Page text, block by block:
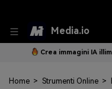
Media.io
Crea immagini IA
Home > Strumenti Online >